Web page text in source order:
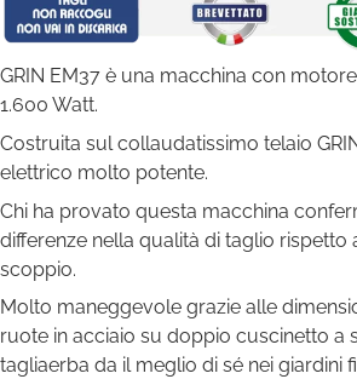
GRIN EM37 è una macchina con
1.600 Watt.
Costruita sul collaudatissimo telaio
elettrico molto potente.
Chi ha provato questa macchina
differenze nella qualità di taglio rispetto
scoppio.
Molto maneggevole grazie alle
ruote in acciaio su doppio cuscinetto a
tagliaerba da il meglio di sé nei giardini